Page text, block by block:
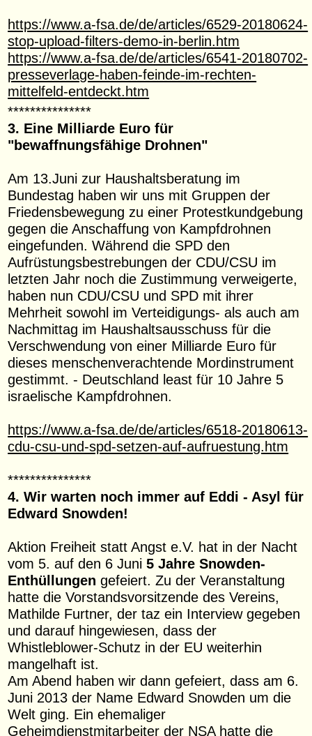
https://www.a-fsa.de/de/articles/6529-20180624-
stop-upload-filters-demo-in-berlin.htm
https://www.a-fsa.de/de/articles/6541-20180702-
presseverlage-haben-feinde-im-rechten-
mittelfeld-entdeckt.htm
***************
3. Eine Milliarde Euro für
"bewaffnungsfähige Drohnen"
Am 13.Juni zur Haushaltsberatung im
Bundestag haben wir uns mit Gruppen der
Friedensbewegung zu einer Protestkundgebung
gegen die Anschaffung von Kampfdrohnen
eingefunden. Während die SPD den
Aufrüstungsbestrebungen der CDU/CSU im
letzten Jahr noch die Zustimmung verweigerte,
haben nun CDU/CSU und SPD mit ihrer
Mehrheit sowohl im Verteidigungs- als auch am
Nachmittag im Haushaltsausschuss für die
Verschwendung von einer Milliarde Euro für
dieses menschenverachtende Mordinstrument
gestimmt. - Deutschland least für 10 Jahre 5
israelische Kampfdrohnen.
https://www.a-fsa.de/de/articles/6518-20180613-
cdu-csu-und-spd-setzen-auf-aufruestung.htm
***************
4. Wir warten noch immer auf Eddi - Asyl für
Edward Snowden!
Aktion Freiheit statt Angst e.V. hat in der Nacht
vom 5. auf den 6 Juni5 Jahre Snowden-
Enthüllungen gefeiert. Zu der Veranstaltung
hatte die Vorstandsvorsitzende des Vereins,
Mathilde Furtner, der taz ein Interview gegeben
und darauf hingewiesen, dass der
Whistleblower-Schutz in der EU weiterhin
mangelhaft ist.
Am Abend haben wir dann gefeiert, dass am 6.
Juni 2013 der Name Edward Snowden um die
Welt ging. Ein ehemaliger
Geheimdienstmitarbeiter der NSA hatte die